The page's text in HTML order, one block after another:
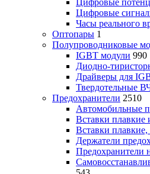
Цифровые
Часы реального
Оптопары 1
Полупроводниковые
IGBT модули 990
Диодно-
Драйверы для
Твердотельные
Предохранители 2510
Автомобильные
Вставки плавкие
Вставки
Держатели
Предохранители